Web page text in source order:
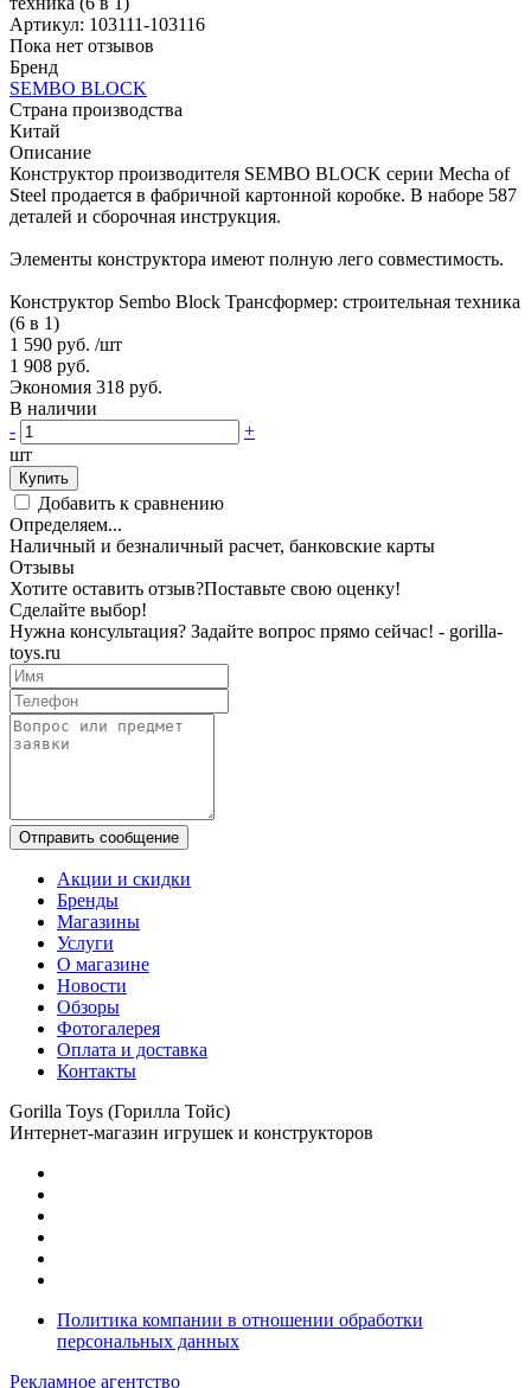
Артикул: 103111-103116
Пока нет отзывов
Бренд
SEMBO BLOCK
Страна производства
Китай
Описание
Конструктор производителя SEMBO BLOCK серии Mecha of
Steel продается в фабричной картонной коробке. В наборе 587
деталей и сборочная инструкция.
Элементы конструктора имеют полную лего совместимость.
Конструктор Sembo Block Трансформер: строительная техника
(6 в 1)
1 590 руб. /шт
1 908 руб.
Экономия 318 руб.
В наличии
-
+
шт
Купить
Добавить к сравнению
Определяем...
Наличный и безналичный расчет, банковские карты
Отзывы
Хотите оставить отзыв?Поставьте свою оценку!
Сделайте выбор!
Нужна консультация? Задайте вопрос прямо сейчас! - gorilla-
toys.ru
Отправить сообщение
Акции и скидки
Бренды
Магазины
Услуги
О магазине
Новости
Обзоры
Фотогалерея
Оплата и доставка
Контакты
Gorilla Toys (Горилла Тойс)
Интернет-магазин игрушек и конструкторов
Политика компании в отношении обработки
персональных данных
Рекламное агентство